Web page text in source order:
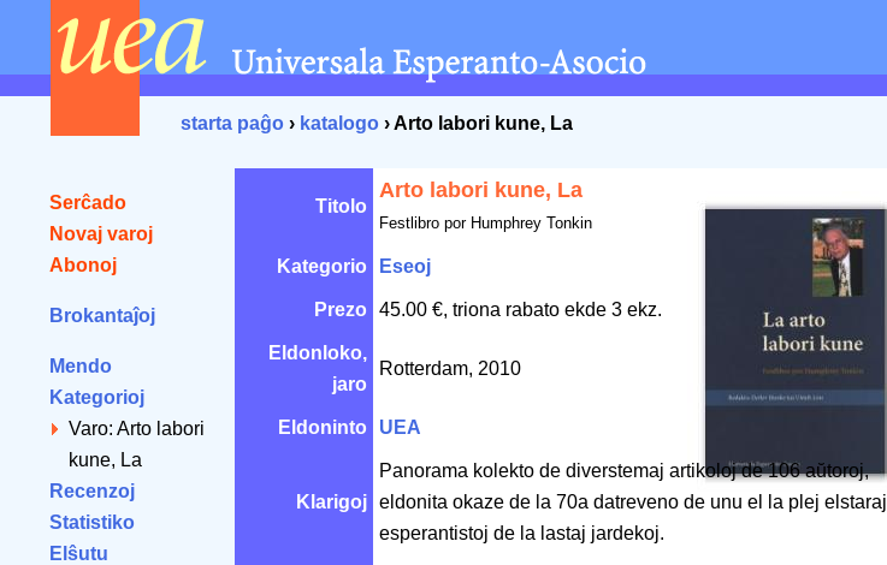
starta paĝo › katalogo › Arto labori kune, La
Serĉado
Novaj varoj
Abonoj
Brokantaĵoj
Mendo
Kategorioj
Varo: Arto labori
kune, La
Recenzoj
Statistiko
Elŝutu
Titolo
Arto labori kune, La
Festlibro por Humphrey Tonkin
Kategorio Eseoj
Prezo 45.00 €, triona rabato ekde 3 ekz.
Eldonloko,
jaro
Rotterdam, 2010
Eldoninto UEA
Klarigoj
Panorama kolekto de diverstemaj artikoloj de 106 aŭtoroj,
eldonita okaze de la 70a datreveno de unu el la plej elstaraj
esperantistoj de la lastaj jardekoj.